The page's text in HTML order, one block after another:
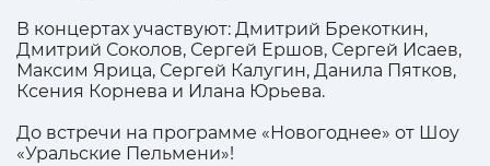
В концертах участвуют: Дмитрий Брекоткин,
Дмитрий Соколов, Сергей Ершов, Сергей Исаев,
Максим Ярица, Сергей Калугин, Данила Пятков,
Ксения Корнева и Илана Юрьева.
До встречи на программе «Новогоднее» от Шоу
«Уральские Пельмени»!